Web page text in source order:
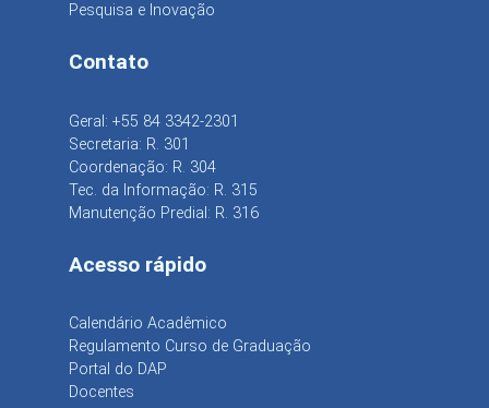
Pesquisa e Inovação
Contato
Geral: +55 84 3342-2301
Secretaria: R. 301
Coordenação: R. 304
Tec. da Informação: R. 315
Manutenção Predial: R. 316
Acesso rápido
Calendário Acadêmico
Regulamento Curso de Graduação
Portal do DAP
Docentes